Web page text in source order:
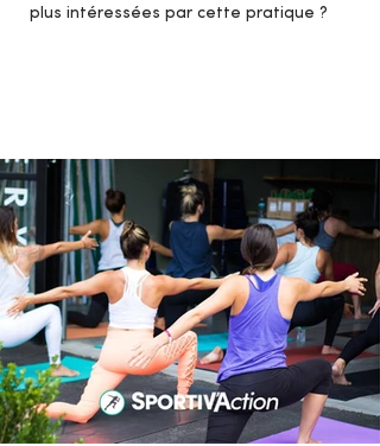
plus intéressées par cette pratique ?